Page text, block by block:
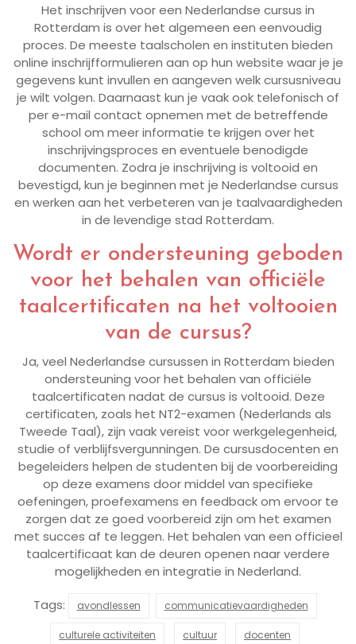
Het inschrijven voor een Nederlandse cursus in
Rotterdam is over het algemeen een eenvoudig
proces. De meeste taalscholen en instituten bieden
online inschrijfformulieren aan op hun website waar je je
gegevens kunt invullen en aangeven welk cursusniveau
je wilt volgen. Daarnaast kun je vaak ook telefonisch of
per e-mail contact opnemen met de betreffende
school om meer informatie te krijgen over het
inschrijvingsproces en eventuele benodigde
documenten. Zodra je inschrijving is voltooid en
bevestigd, kun je beginnen met je Nederlandse cursus
en werken aan het verbeteren van je taalvaardigheden
in de levendige stad Rotterdam.
Wordt er ondersteuning geboden
voor het behalen van officiële
taalcertificaten na het voltooien
van de cursus?
Ja, veel Nederlandse cursussen in Rotterdam bieden
ondersteuning voor het behalen van officiële
taalcertificaten nadat de cursus is voltooid. Deze
certificaten, zoals het NT2-examen (Nederlands als
Tweede Taal), zijn vaak vereist voor werkgelegenheid,
studie of verblijfsvergunningen. De cursusdocenten en
begeleiders helpen de studenten bij de voorbereiding
op deze examens door middel van specifieke
oefeningen, proefexamens en feedback om ervoor te
zorgen dat ze goed voorbereid zijn om het examen
met succes af te leggen. Het behalen van een officieel
taalcertificaat kan de deuren openen naar verdere
mogelijkheden en integratie in Nederland.
Tags:
avondlessen communicatievaardigheden
culturele activiteiten cultuur docenten